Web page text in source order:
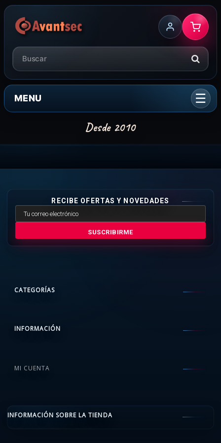
MENU
RECIBE OFERTAS Y NOVEDADES
SUSCRIBIRME
CATEGORÍAS
INFORMACIÓN
MI CUENTA
INFORMACIÓN SOBRE LA TIENDA